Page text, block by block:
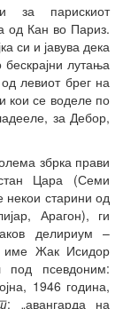
за парискиот
од Кан во Париз.
си и јавува дека
лутања
левиот брег на
кои се воделе по
за Дебор,
збрка прави
Цара (Семи
некои старини од
Арагон), ги
делириум –
име Жак Исидор
под псевдоним:
1946 година,
: „авангарда на